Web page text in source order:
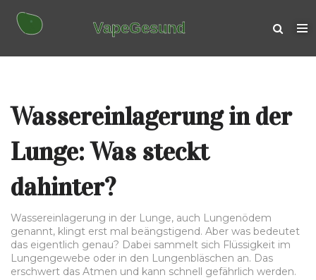
Wassereinlagerung in der
Lunge: Was steckt
dahinter?
Wassereinlagerung in der Lunge, auch Lungenödem
genannt, klingt erst mal beängstigend. Aber was bedeutet
das eigentlich genau? Dabei sammelt sich Flüssigkeit im
Lungengewebe oder in den Lungenbläschen an. Das
erschwert das Atmen und kann schnell gefährlich werden.